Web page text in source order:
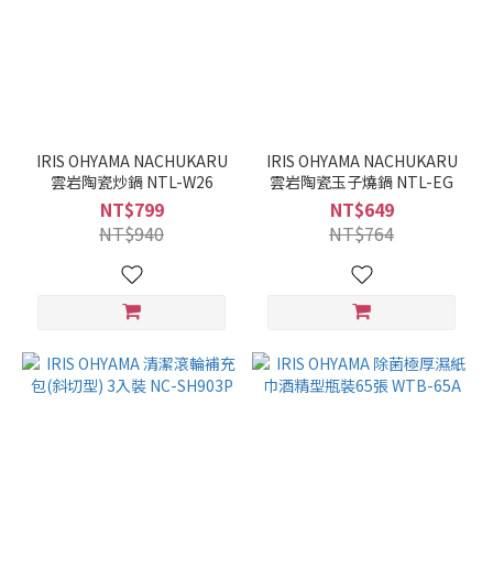
IRIS OHYAMA NACHUKARU
雲岩陶瓷炒鍋 NTL-W26
NT$799
NT$940
IRIS OHYAMA NACHUKARU
雲岩陶瓷玉子燒鍋 NTL-EG
NT$649
NT$764